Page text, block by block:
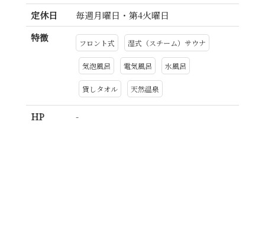
定休日
毎週月曜日・第4火曜日
特徴
フロント式 湿式（スチーム）サウナ
気泡風呂 電気風呂 水風呂
貸しタオル 天然温泉
HP -